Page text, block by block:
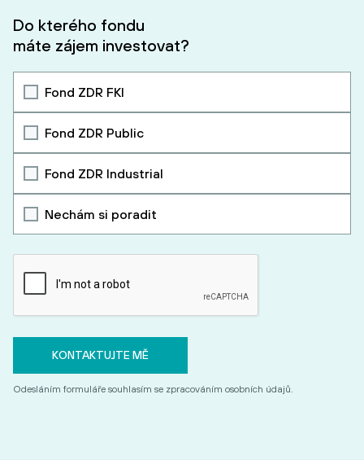
Do kterého fondu
máte zájem investovat?
Fond ZDR FKI
Fond ZDR Public
Fond ZDR Industrial
Nechám si poradit
Odesláním formuláře souhlasím se zpracováním osobních údajů.